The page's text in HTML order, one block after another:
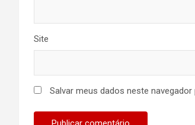
Site
Salvar meus dados neste